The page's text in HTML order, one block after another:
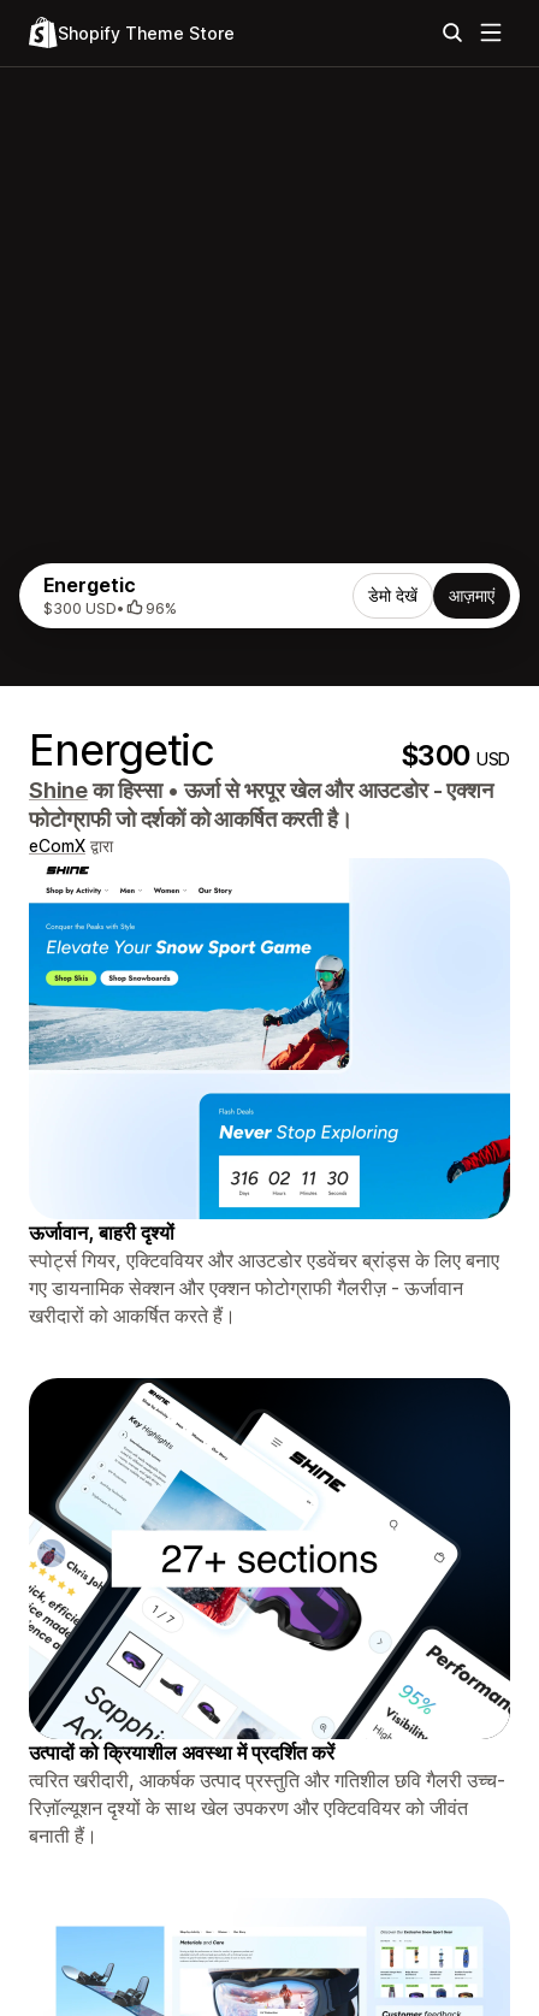
Shopify Theme Store
Energetic
$300 USD• 96%
डेमो देखें आज़माएं
Energetic $300USD
Shineका हिस्सा • ऊर्जा से भरपूर खेल और आउटडोर - एक्शन
फोटोग्राफी जो दर्शकों को आकर्षित करती है।
eComX द्वारा
ऊर्जावान, बाहरी दृश्यों
स्पोर्ट्स गियर, एक्टिववियर और आउटडोर एडवेंचर ब्रांड्स के लिए बनाए
गए डायनामिक सेक्शन और एक्शन फोटोग्राफी गैलरीज़ - ऊर्जावान
खरीदारों को आकर्षित करते हैं।
उत्पादों को क्रियाशील अवस्था में प्रदर्शित करें
त्वरित खरीदारी, आकर्षक उत्पाद प्रस्तुति और गतिशील छवि गैलरी उच्च-
रिज़ॉल्यूशन दृश्यों के साथ खेल उपकरण और एक्टिववियर को जीवंत
बनाती हैं।